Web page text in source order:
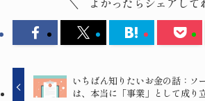
いちばん知りたいお金の話：ソ
は、本当に「事業」として成り